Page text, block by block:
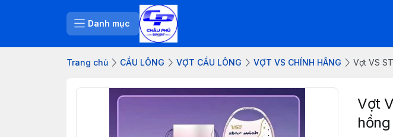
Danh mục
Trang chủ CẦU LÔNG VỢT CẦU LÔNG VỢT VS CHÍNH HÃNG Vợt VS
Vợt
hồng